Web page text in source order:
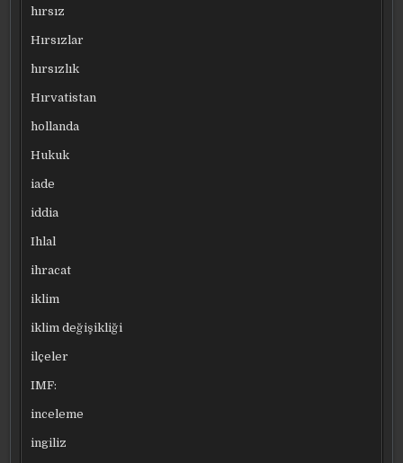
hırsız
Hırsızlar
hırsızlık
Hırvatistan
hollanda
Hukuk
iade
iddia
Ihlal
ihracat
iklim
iklim değişikliği
ilçeler
IMF:
inceleme
ingiliz